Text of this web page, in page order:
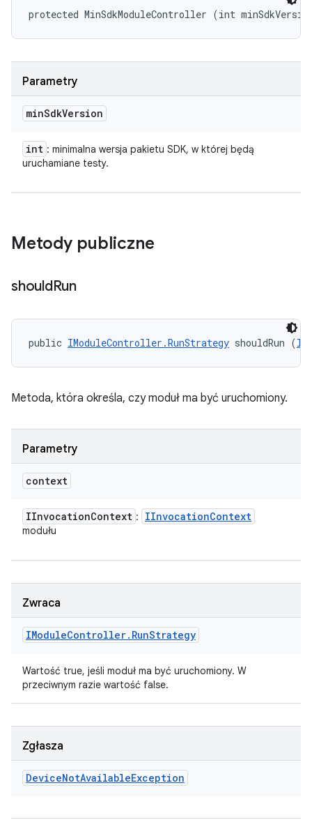
protected MinSdkModuleController (int
Parametry
minSdkVersion
int : minimalna wersja pakietu SDK, w której będą
uruchamiane testy.
Metody publiczne
shouldRun
public IModuleController.RunStrategy shouldRun (
Metoda, która określa, czy moduł ma być uruchomiony.
Parametry
context
IInvocationContext : IInvocationContext
modułu
Zwraca
IModuleController. RunStrategy
Wartość true, jeśli moduł ma być uruchomiony. W
przeciwnym razie wartość false.
Zgłasza
DeviceNotAvailableException